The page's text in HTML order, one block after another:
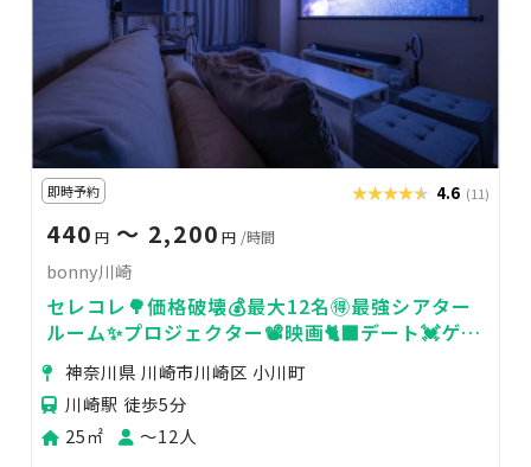
即時予約 ★★★★★
★★★★★ 4.6 (11)
440 円 〜 2,200 円 /時間
bonny川崎
セレコレ🌳価格破壊💰最大12名🉐最強シアター
ルーム✨プロジェクター📽️映画🐈‍⬛デート💓ゲー
ム🎮女子会💗推し活🌟24H🏪bonny川崎
神奈川県 川崎市川崎区 小川町
川崎駅 徒歩5分
25㎡
〜12人